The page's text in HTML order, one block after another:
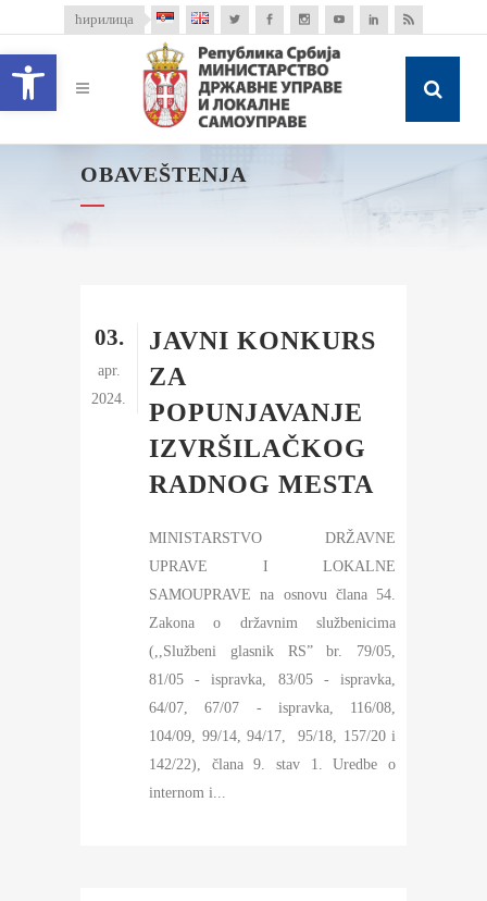
Open toolbar
ћирилица
OBAVEŠTENJA
03.
apr.
2024.
JAVNI KONKURS
ZA
POPUNJAVANJE
IZVRŠILAČKOG
RADNOG MESTA
MINISTARSTVO DRŽAVNE
UPRAVE I LOKALNE
SAMOUPRAVE na osnovu člana 54.
Zakona o državnim službenicima
(,,Službeni glasnik RS” br. 79/05,
81/05 - ispravka, 83/05 - ispravka,
64/07, 67/07 - ispravka, 116/08,
104/09, 99/14, 94/17, 95/18, 157/20 i
142/22), člana 9. stav 1. Uredbe o
internom i...